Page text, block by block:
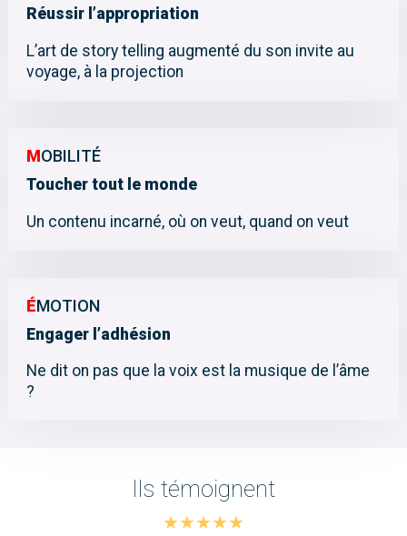
Réussir l’appropriation
L’art de story telling augmenté du son invite au
voyage, à la projection
MOBILITÉ
Toucher tout le monde
Un contenu incarné, où on veut, quand on veut
ÉMOTION
Engager l’adhésion
Ne dit on pas que la voix est la musique de l’âme
?
Ils témoignent
★★★★★